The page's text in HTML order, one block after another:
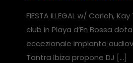
FIESTA ILLEGAL w/ Carloh,
club in Playa d’En Bossa
eccezionale impianto
Tantra Ibiza propone DJ […]